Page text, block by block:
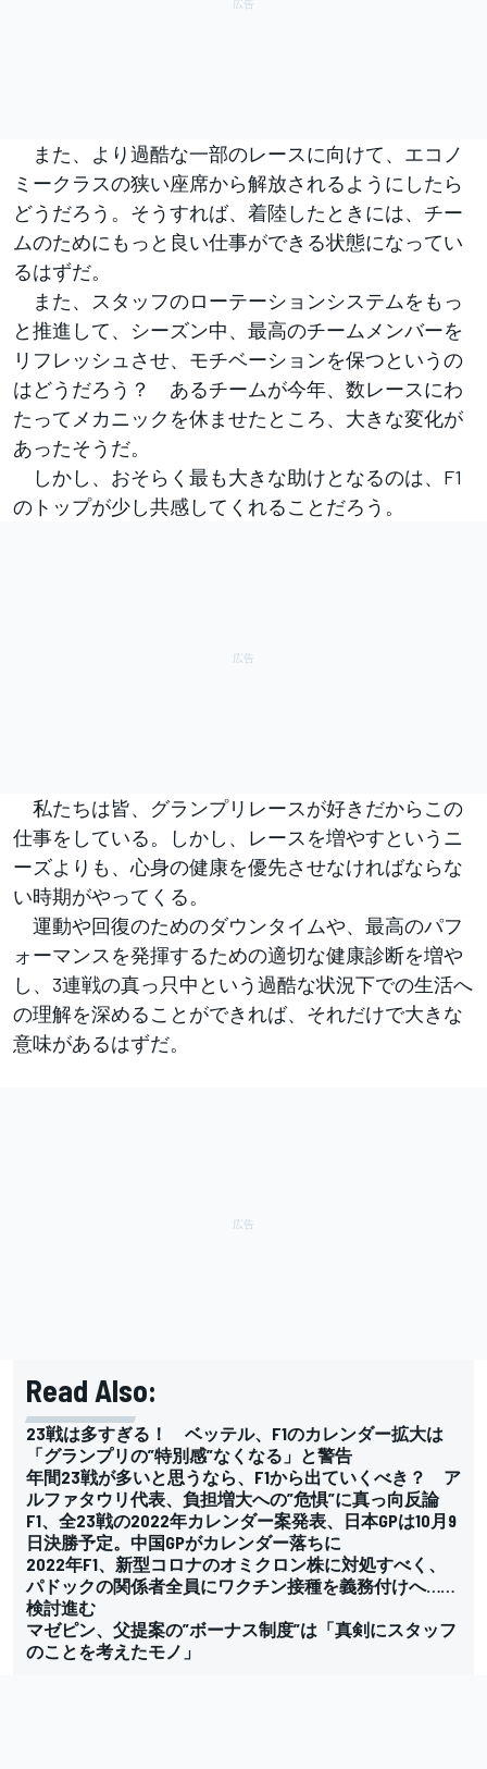
また、より過酷な一部のレースに向けて、エコノ
ミークラスの狭い座席から解放されるようにしたら
どうだろう。そうすれば、着陸したときには、チー
ムのためにもっと良い仕事ができる状態になってい
るはずだ。
また、スタッフのローテーションシステムをもっ
と推進して、シーズン中、最高のチームメンバーを
リフレッシュさせ、モチベーションを保つというの
はどうだろう？ あるチームが今年、数レースにわ
たってメカニックを休ませたところ、大きな変化が
あったそうだ。
しかし、おそらく最も大きな助けとなるのは、F1
のトップが少し共感してくれることだろう。
私たちは皆、グランプリレースが好きだからこの
仕事をしている。しかし、レースを増やすというニ
ーズよりも、心身の健康を優先させなければならな
い時期がやってくる。
運動や回復のためのダウンタイムや、最高のパフ
ォーマンスを発揮するための適切な健康診断を増や
し、3連戦の真っ只中という過酷な状況下での生活へ
の理解を深めることができれば、それだけで大きな
意味があるはずだ。
Read Also:
23戦は多すぎる！ ベッテル、F1のカレンダー拡大は
「グランプリの”特別感”なくなる」と警告
年間23戦が多いと思うなら、F1から出ていくべき？ ア
ルファタウリ代表、負担増大への”危惧”に真っ向反論
F1、全23戦の2022年カレンダー案発表、日本GPは10月9
日決勝予定。中国GPがカレンダー落ちに
2022年F1、新型コロナのオミクロン株に対処すべく、
パドックの関係者全員にワクチン接種を義務付けへ……
検討進む
マゼピン、父提案の”ボーナス制度”は「真剣にスタッフ
のことを考えたモノ」